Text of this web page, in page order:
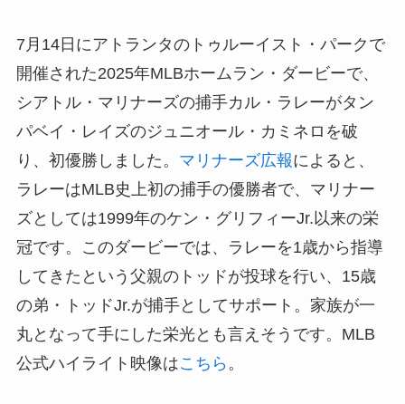
7月14日にアトランタのトゥルーイスト・パークで
開催された2025年MLBホームラン・ダービーで、
シアトル・マリナーズの捕手カル・ラレーがタン
パベイ・レイズのジュニオール・カミネロを破
り、初優勝しました。 マリナーズ広報によると、
ラレーはMLB史上初の捕手の優勝者で、マリナー
ズとしては1999年のケン・グリフィーJr.以来の栄
冠です。このダービーでは、ラレーを1歳から指導
してきたという父親のトッドが投球を行い、15歳
の弟・トッドJr.が捕手としてサポート。家族が一
丸となって手にした栄光とも言えそうです。MLB
公式ハイライト映像はこちら 。